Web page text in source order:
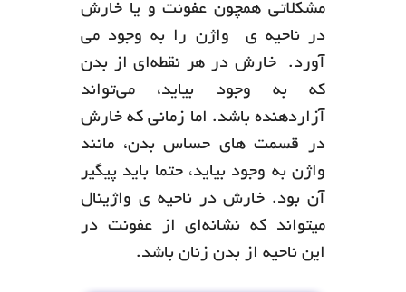
مشکلاتی همچون عفونت و یا خارش
در ناحیه ی واژن را به وجود می
آورد. خارش در هر نقطه‌ای از بدن
که به وجود بیاید، می‌تواند
آزاردهنده باشد. اما زمانی که خارش
در قسمت های حساس بدن، مانند
واژن به وجود بیاید، حتما باید پیگیر
آن بود. خارش در ناحیه ی واژینال
میتواند که نشانه‌ای از عفونت در
این ناحیه از بدن زنان باشد.